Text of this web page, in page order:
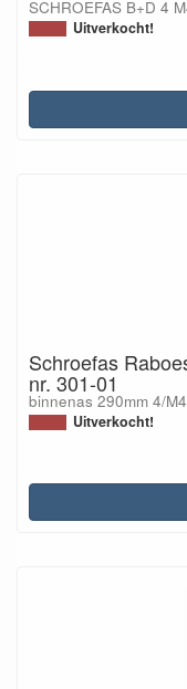
SCHROEFAS B+D 4
Uitverkocht!
Schroefas
nr. 301-01
binnenas 290mm 4/
Uitverkocht!